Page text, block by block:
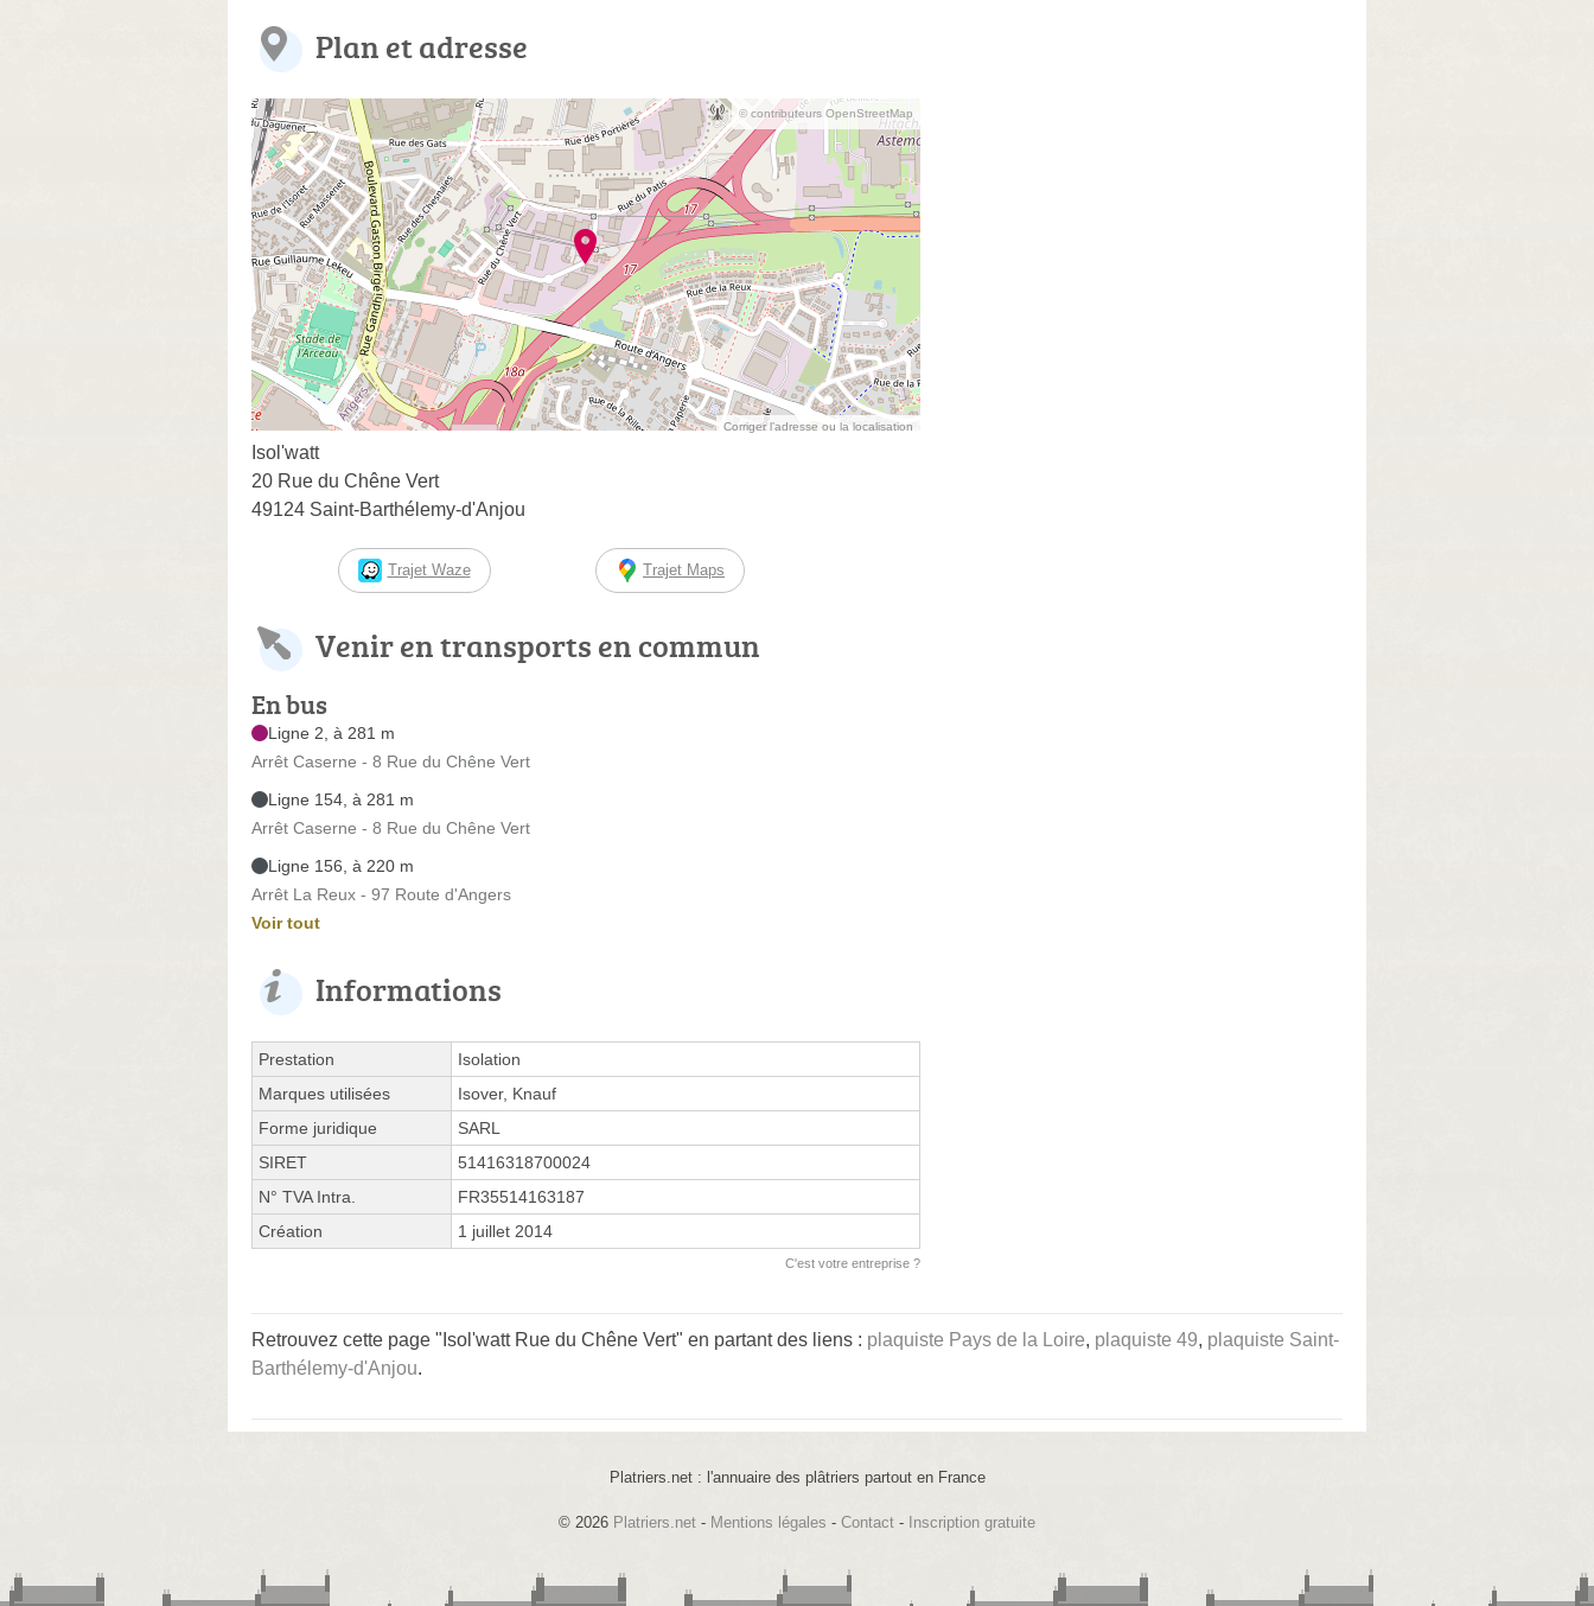
Plan et adresse
© contributeurs OpenStreetMap
Corriger l’adresse ou la localisation
Isol'watt
20 Rue du Chêne Vert
49124 Saint-Barthélemy-d'Anjou
Trajet Waze Trajet Maps
Venir en transports en commun
En bus
Ligne 2, à 281 m
Arrêt Caserne - 8 Rue du Chêne Vert
Ligne 154, à 281 m
Arrêt Caserne - 8 Rue du Chêne Vert
Ligne 156, à 220 m
Arrêt La Reux - 97 Route d'Angers
Voir tout
Informations
Prestation
Isolation
Marques utilisées
Isover, Knauf
Forme juridique
SARL
SIRET
51416318700024
N° TVA Intra.
FR35514163187
Création
1 juillet 2014
C'est votre entreprise ?
Retrouvez cette page "Isol'watt Rue du Chêne Vert" en partant des liens : plaquiste Pays de la Loire, plaquiste 49, plaquiste Saint-
Barthélemy-d'Anjou.
Platriers.net : l'annuaire des plâtriers partout en France
© 2026 Platriers.net - Mentions légales - Contact - Inscription gratuite